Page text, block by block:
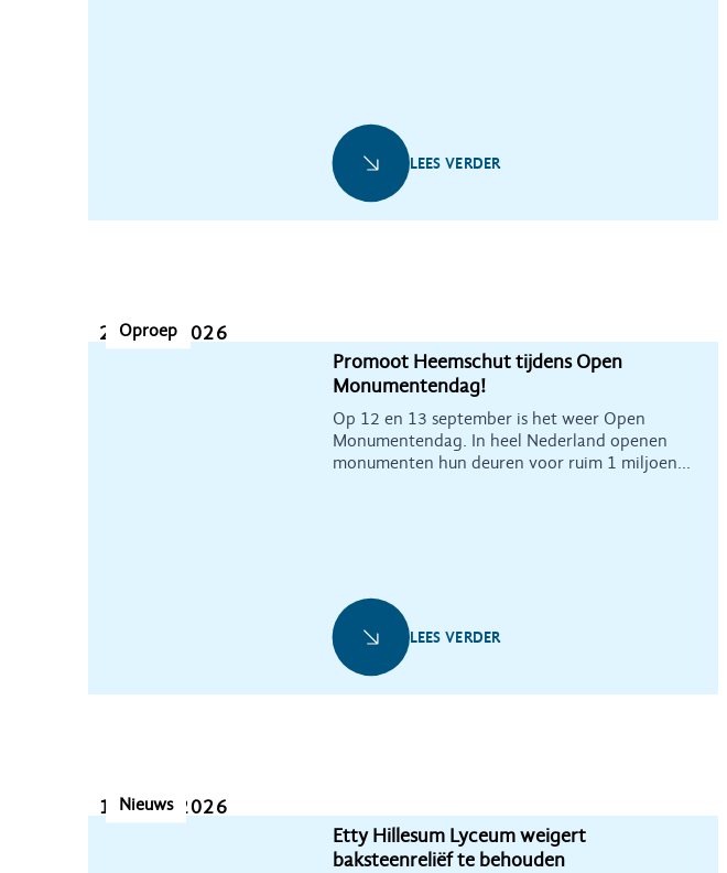
LEES VERDER
Oproep
22 juni 2026
Promoot Heemschut tijdens Open
Monumentendag!
Op 12 en 13 september is het weer Open
Monumentendag. In heel Nederland openen
monumenten hun deuren voor ruim 1 miljoen
LEES VERDER
Nieuws
15 juni 2026
Etty Hillesum Lyceum weigert
baksteenreliëf te behouden